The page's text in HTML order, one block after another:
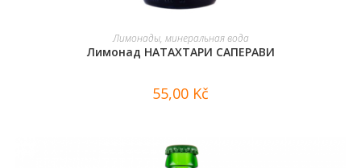
В КОРЗИНУ
Лимонады, минеральная вода
Лимонад НАТАХТАРИ САПЕРАВИ
55,00 Kč